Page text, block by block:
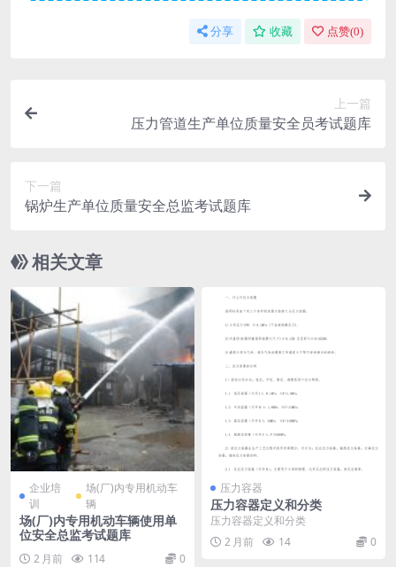
分享 收藏 点赞(0)
上一篇
压力管道生产单位质量安全员考试题库
下一篇
锅炉生产单位质量安全总监考试题库
相关文章
企业培
训
场(厂)内专用机动车
辆
场(厂)内专用机动车辆使用单
位安全总监考试题库
2 月前 114 0
压力容器
压力容器定义和分类
压力容器定义和分类
2 月前
14 0